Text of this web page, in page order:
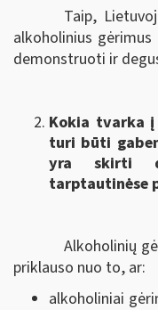
Taip,
alkoholinius
demonstruoti ir
Kokia tvarka
turi būti
yra skirti
tarptautinėse
Alkoholinių
priklauso nuo to, ar:
alkoholiniai